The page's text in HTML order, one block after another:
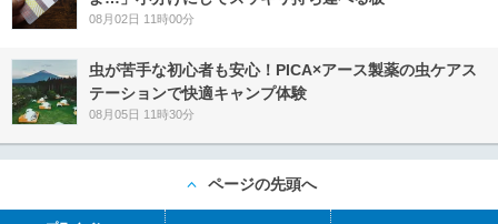
08月02日 11時00分
虫が苦手な初心者も安心！PICA×アース製薬の虫ケアス
テーションで快適キャンプ体験
08月05日 11時30分
ページの先頭へ